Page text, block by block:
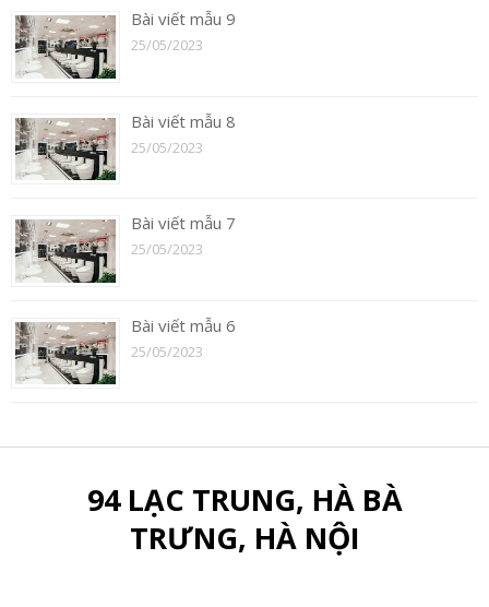
Bài viết mẫu 9
25/05/2023
Bài viết mẫu 8
25/05/2023
Bài viết mẫu 7
25/05/2023
Bài viết mẫu 6
25/05/2023
94 LẠC TRUNG, HÀ BÀ
TRƯNG, HÀ NỘI